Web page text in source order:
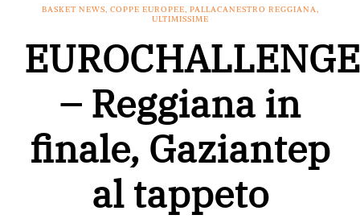
BASKET NEWS, COPPE EUROPEE, PALLACANESTRO REGGIANA,
ULTIMISSIME
EUROCHALLENGE
– Reggiana in
finale, Gaziantep
al tappeto